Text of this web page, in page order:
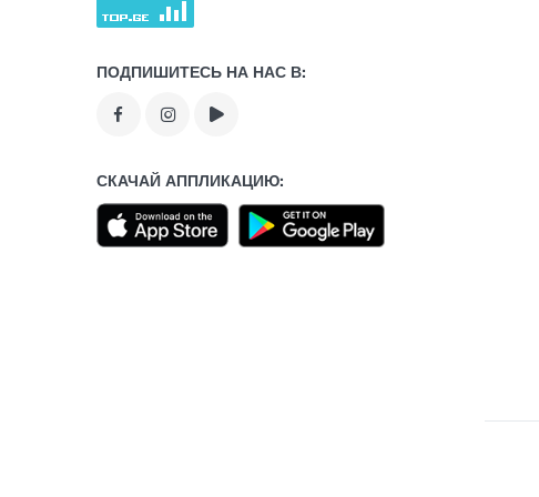
ПОДПИШИТЕСЬ НА НАС В:
СКАЧАЙ АППЛИКАЦИЮ: